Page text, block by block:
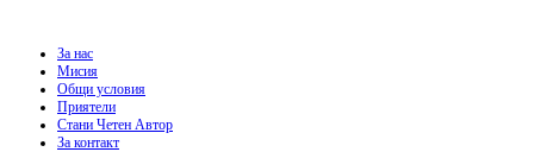
За нас
Мисия
Общи условия
Приятели
Стани Четен Автор
За контакт